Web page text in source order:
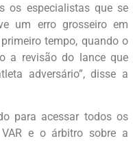
os especialistas que se
um erro grosseiro em
tempo, quando o
a revisão do lance que
adversário”, disse a
para acessar todos os
e o árbitro sobre a